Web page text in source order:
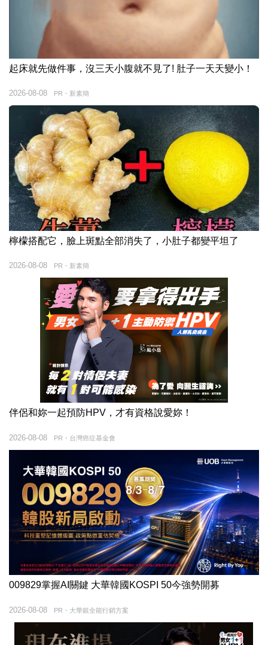
起床就先做件事，沒三天小腹就不見了! 肚子一天天變小！
PR・新素簡
2026-08-08
檸檬搭配它，臉上斑點全部消失了，小肚子都變平坦了
PR・新素簡
2026-08-08
伴侶和妳一起預防HPV，才有資格說愛妳！
PR・台灣癌症基金會
2026-08-08
009829掌握AI關鍵 大華韓國KOSPI 50今強勢開募
PR・大華銀全能行銷方案
2026-08-08